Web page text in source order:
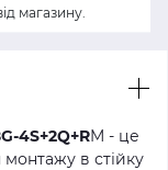
4S+2Q+RM - це
в стійку
магазину.